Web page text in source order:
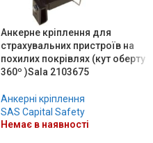
Анкерне кріплення для
страхувальних пристроїв на
похилих покрівлях (кут оберту
360º )Sala 2103675
Анкерні кріплення
SAS Capital Safety
Немає в наявності